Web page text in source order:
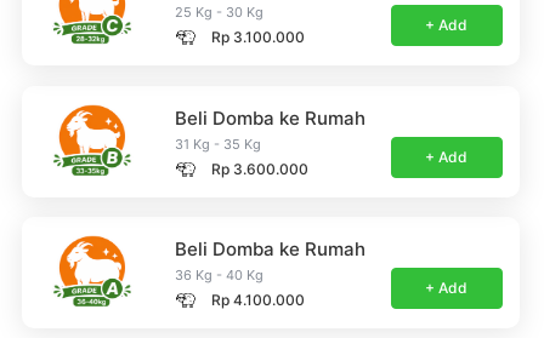
25 Kg - 30 Kg
Rp 3.100.000
+ Add
Beli Domba ke Rumah
31 Kg - 35 Kg
Rp 3.600.000
+ Add
Beli Domba ke Rumah
36 Kg - 40 Kg
Rp 4.100.000
+ Add